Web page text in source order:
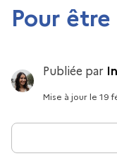
Pour
Publiée par
Mise à jourle 19